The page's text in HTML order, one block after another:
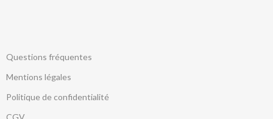
Questions fréquentes
Mentions légales
Politique de confidentialité
CGV